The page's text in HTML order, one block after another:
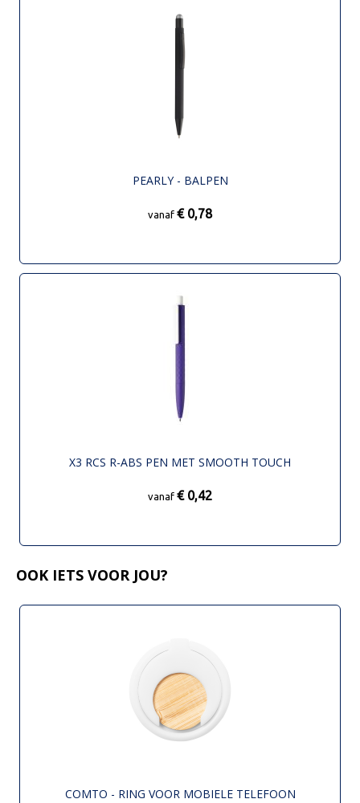
PEARLY - BALPEN
vanaf € 0,78
X3 RCS R-ABS PEN MET SMOOTH TOUCH
vanaf € 0,42
OOK IETS VOOR JOU?
COMTO - RING VOOR MOBIELE TELEFOON